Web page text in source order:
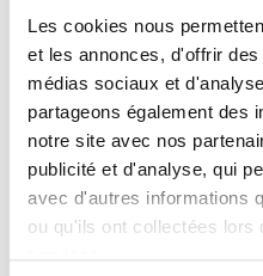
Les cookies nous
et les annonces, d'offrir
médias sociaux et
partageons également des
notre site avec nos
publicité et d'analyse, qui
avec d'autres informations
ou qu'ils ont collectées lors
Spécifications
Éditeur
Presses de Sciences Po
Auteur
Serge Latouche